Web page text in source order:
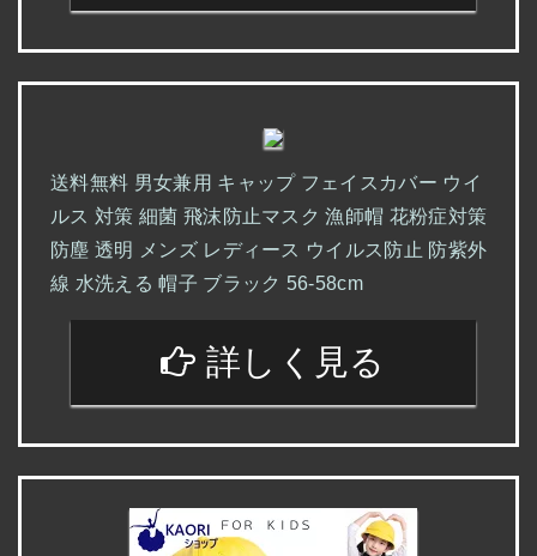
送料無料 男女兼用 キャップ フェイスカバー ウイ
ルス 対策 細菌 飛沫防止マスク 漁師帽 花粉症対策
防塵 透明 メンズ レディース ウイルス防止 防紫外
線 水洗える 帽子 ブラック 56-58cm
詳しく見る